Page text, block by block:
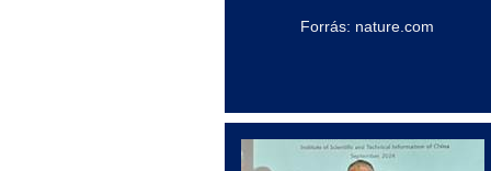
Forrás: nature.com